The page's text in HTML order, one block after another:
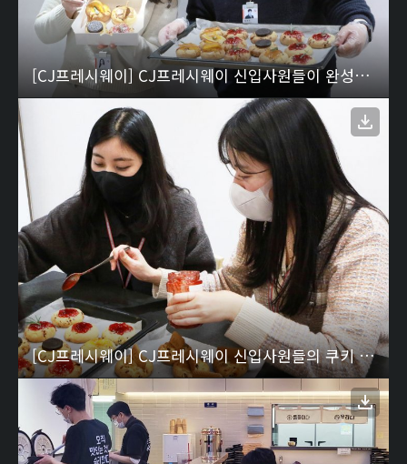
[CJ프레시웨이] CJ프레시웨이 신입사원들이 완성한 쿠키를 들고 있는 모습
[CJ프레시웨이] CJ프레시웨이 신입사원들의 쿠키 만들고 있는 모습